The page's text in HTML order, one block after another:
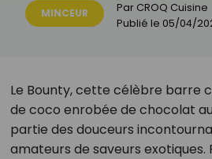
MINCEUR Par CROQ Cuisine
Publié le 05/04/
Le Bounty, cette célèbre barre
de coco enrobée de chocolat
partie des douceurs
amateurs de saveurs exotiques.